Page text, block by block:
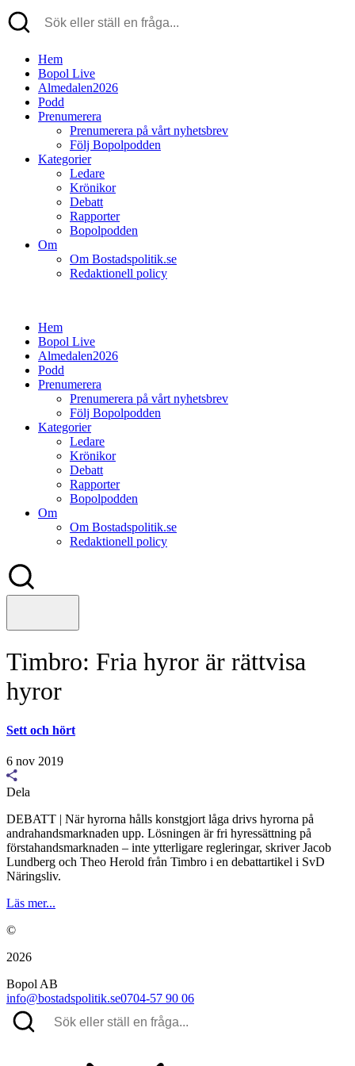
Hem
Bopol Live
Almedalen2026
Podd
Prenumerera
Prenumerera på vårt nyhetsbrev
Följ Bopolpodden
Kategorier
Ledare
Krönikor
Debatt
Rapporter
Bopolpodden
Om
Om Bostadspolitik.se
Redaktionell policy
Hem
Bopol Live
Almedalen2026
Podd
Prenumerera
Prenumerera på vårt nyhetsbrev
Följ Bopolpodden
Kategorier
Ledare
Krönikor
Debatt
Rapporter
Bopolpodden
Om
Om Bostadspolitik.se
Redaktionell policy
Timbro: Fria hyror är rättvisa
hyror
Sett och hört
6 nov 2019
Dela
DEBATT | När hyrorna hålls konstgjort låga drivs hyrorna på
andrahandsmarknaden upp. Lösningen är fri hyressättning på
förstahandsmarknaden – inte ytterligare regleringar, skriver Jacob
Lundberg och Theo Herold från Timbro i en debattartikel i SvD
Näringsliv.
Läs mer...
©
2026
Bopol AB
info@bostadspolitik.se0704-57 90 06